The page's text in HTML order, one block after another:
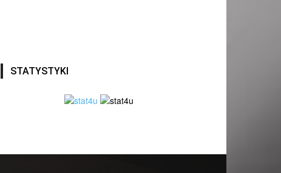
STATYSTYKI